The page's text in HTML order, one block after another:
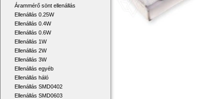
Árammérő sönt ellenállás
Ellenállás 0.25W
Ellenállás 0.4W
Ellenállás 0.6W
Ellenállás 1W
Ellenállás 2W
Ellenállás 3W
Ellenállás egyéb
Ellenállás háló
Ellenállás SMD0402
Ellenállás SMD0603